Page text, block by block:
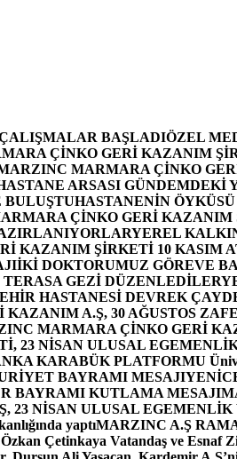
BAŞLADIÖZEL
ÇİNKO GERİ KAZANIM
MARMARA ÇİNKO
ARSASI GÜNDEMDEKİ
BULUŞTUHASTANENİN
ÇİNKO GERİ
YEREL
KAZANIM ŞİRKETİ 10 KASIM
İKİ DOKTORUMUZ GÖREVE
GEZİ DÜZENLEDİLER
HASTANESİ DEVREK
A.Ş, 30 AĞUSTOS
MARMARA ÇİNKO GERİ
23 NİSAN ULUSAL
KARABÜK PLATFORMU
BAYRAMI MESAJI
BAYRAMI KUTLAMA MESAJI
23 NİSAN ULUSAL
yaptıMARZINC A.Ş
Çetinkaya Vatandaş ve Esnaf